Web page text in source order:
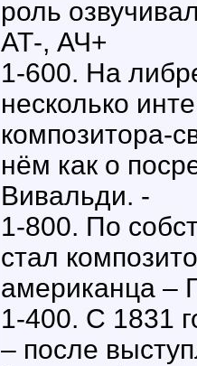
роль
АТ-, АЧ+
1-600. На
несколько
композитора-
нём как о
Вивальди. -
1-800. По
стал
американца –
1-400. С 1831
– после